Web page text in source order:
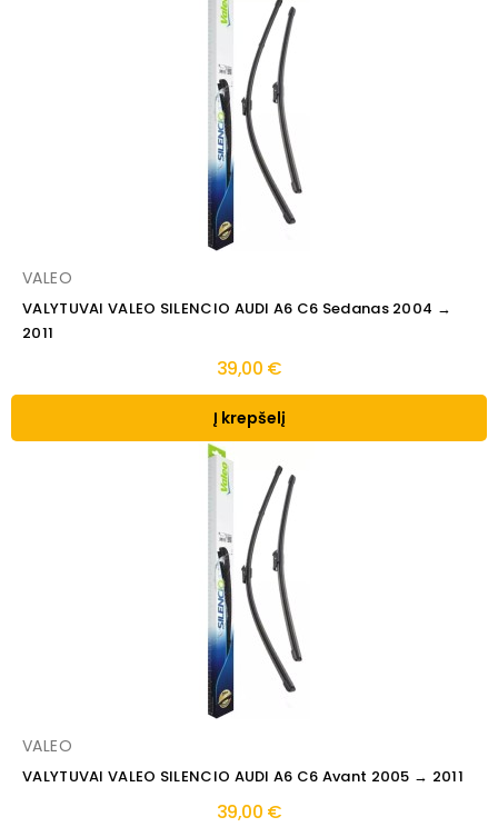
VALEO
VALYTUVAI VALEO SILENCIO AUDI A6 C6 Sedanas 2004 →
2011
39,00 €
Į krepšelį
VALEO
VALYTUVAI VALEO SILENCIO AUDI A6 C6 Avant 2005 → 2011
39,00 €